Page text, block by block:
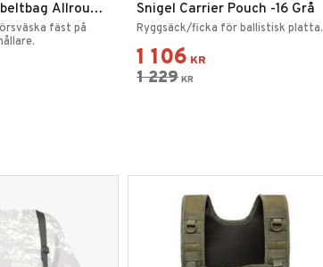
Allround
Pouch
fäst på
Snigel Carrier Pouch -16 Grå
Ryggsäck/ficka för ballistisk platta.
1 106 KR
1 229 KR